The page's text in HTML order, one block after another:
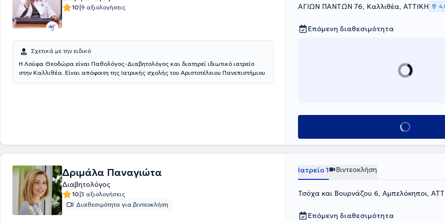
Νοσοκομείο Guy's στο πεδίο της αρτηριακής υπέρτασης και της Διαβητικής
νεφροπάθειας. Διαθέτει σπουδαίο ακαδημαϊκό και ερευνητικό έργο και είναι μέλος
του Ιατρικού Συλλόγου Αθηνών, της Ελληνικής Εταιρείας Εσωτερικής Παθολογίας,
της Ελληνικής Επαγγελματικής Ένωσης Παθολόγων - Διαβητολόγων, της Ελληνικής
Διαβητολογικής Εταιρείας (εκλεγμένο μέλος του Διοικητικού Συμβουλίου) και της
Ευρωπαϊκής Εταιρείας για τον Σακχαρώδη Διαβήτη (EASD).
10|9 αξιολογήσεις
Σχετικά με την ειδικό
Η Λούφα Θεοδώρα είναι Παθολόγος-Διαβητολόγος και διατηρεί ιδιωτικό ιατρείο
στην Καλλιθέα. Είναι απόφοιτη της Ιατρικής σχολής του Αριστοτέλειου Πανεπιστήμιου
Καλλιθέας.
Επί 6ετία τακτικό μέλος στο Επιστημονικό Συμβούλιο του Γενικού Νοσοκομείου
Διευθύντρια Σύνταξης στο περιοδικό «Ασκληπιειακά Χρονικά»
Μέλος της Συντακτικής Επιτροπής του περιοδικού «Σύγχρονη Ιατρική Ενημέρωση-
Current Medical Journal.»
Έχει διατελέσει μέλος της Επιστημονικής Επιτροπής του περιοδικού «Ιατρικά Χρονικά»
Μέλος Ελληνικής Διαβητολογικής Εταιρείας
Μέλος της Eυρωπαϊκής Διαβητολογική Εταιρείας. EASD
ΑΓΙΩΝ ΠΑΝΤΩΝ 76, Καλλιθέα, ΑΤΤΙΚΗ
Επόμενη διαθεσιμότητα
Κλείσε ραντεβού
Δριμάλα Παναγιώτα
Διαβητολόγος
10|3 αξιολογήσεις
Διαθεσιμότητα για βιντεοκλήση
Ιατρείο 1 Βιντεοκλήση
Τσόχα και Βουρνάζου 6, Αμπελόκηποι,
Επόμενη διαθεσιμότητα